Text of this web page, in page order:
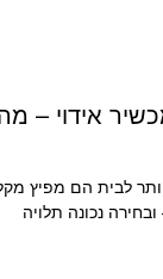
אידוי –
לבית הם מפיץ
נכונה תלויה